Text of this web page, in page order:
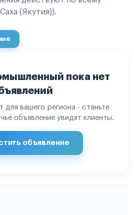
(Якутия)).
пока нет
для вашего региона - станьте
объявление увидят клиенты.
объявление